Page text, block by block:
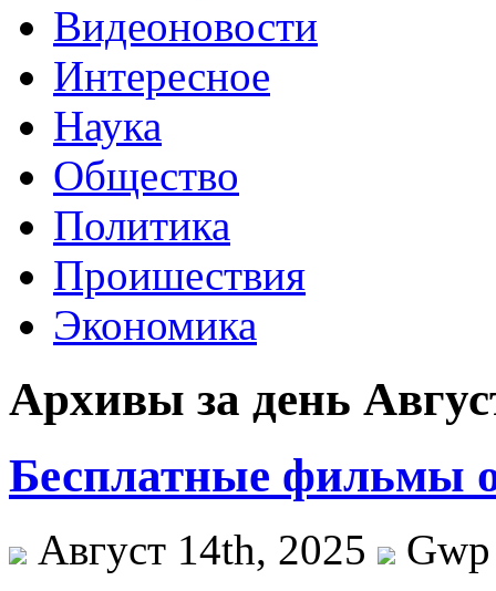
Видеоновости
Интересное
Наука
Общество
Политика
Проишествия
Экономика
Архивы за день
Бесплатные фильмы
Август 14th, 2025
Gwp